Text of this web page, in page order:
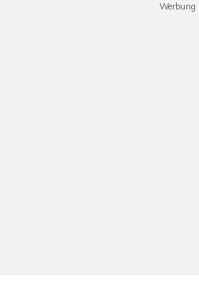
Werbung